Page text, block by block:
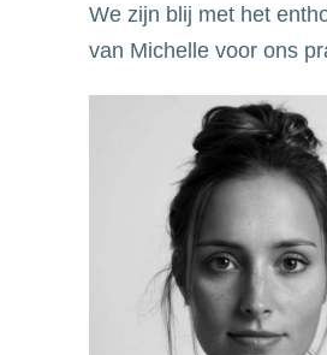
We zijn blij met het
van Michelle voor ons